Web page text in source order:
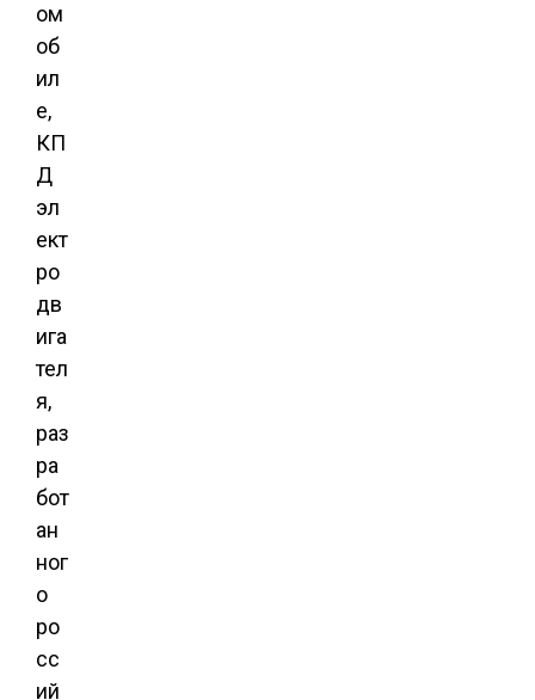
ом
об
ил
е,
КП
Д
эл
ект
ро
дв
ига
тел
я,
раз
ра
бот
ан
ног
о
ро
сс
ий